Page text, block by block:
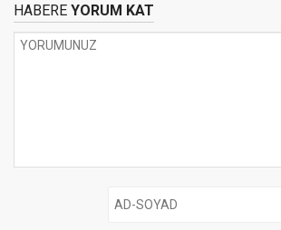
HABERE YORUM KAT